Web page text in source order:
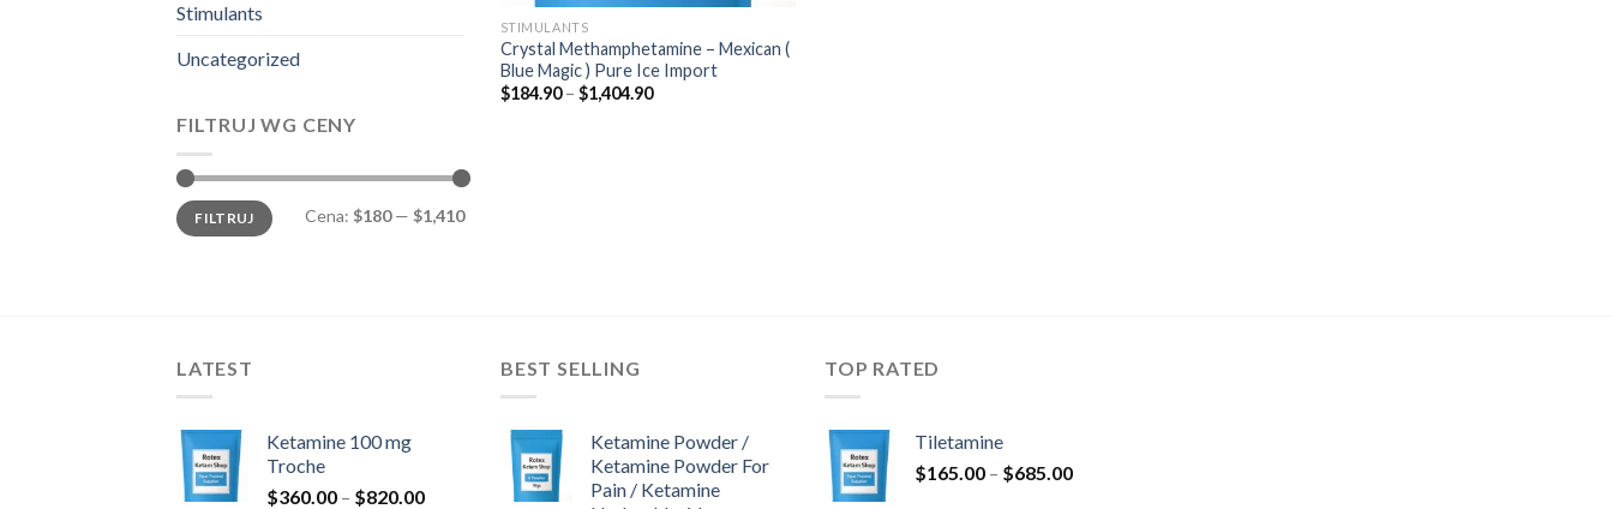
Stimulants
Uncategorized
FILTRUJ WG CENY
Cena
min.
Cena
maks.FILTRUJ Cena: $180— $1,410
STIMULANTS
Crystal Methamphetamine – Mexican (
Blue Magic ) Pure Ice Import
$184.90 – $1,404.90Zakres
LATEST
Ketamine 100 mg
Troche
$360.00 – $820.00Zakres
BEST SELLING
Ketamine Powder /
Ketamine Powder For
Pain / Ketamine
TOP RATED
Tiletamine
$165.00 – $685.00Zakres